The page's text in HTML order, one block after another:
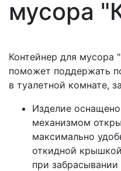
мусора
Контейнер для мусора
поможет поддержать
в туалетной комнате,
Изделие
механизмом
максимально
откидной
при